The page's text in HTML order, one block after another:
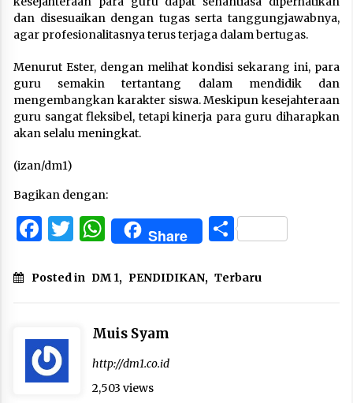
dan disesuaikan dengan tugas serta tanggungjawabnya,
agar profesionalitasnya terus terjaga dalam bertugas.
Menurut Ester, dengan melihat kondisi sekarang ini, para
guru semakin tertantang dalam mendidik dan
mengembangkan karakter siswa. Meskipun kesejahteraan
guru sangat fleksibel, tetapi kinerja para guru diharapkan
akan selalu meningkat.
(izan/dm1)
Bagikan dengan:
Facebook
Twitter
WhatsApp
Share Share
Posted in DM 1, PENDIDIKAN, Terbaru
Muis Syam
http://dm1.co.id
2,503 views